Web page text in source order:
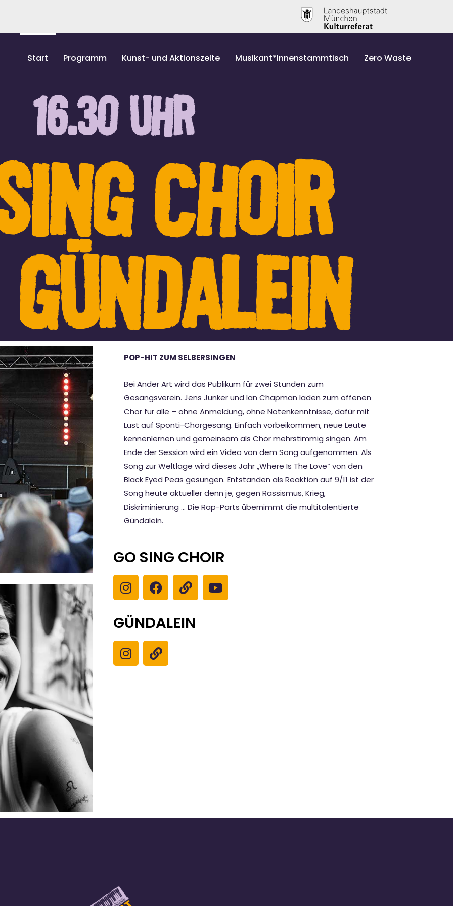
Start Programm Kunst- und Aktionszelte Musikant*Innenstammtisch Zero Waste
16.30 UHR
CHOIR
POP-HIT ZUM SELBERSINGEN
Bei Ander Art wird das Publikum für zwei Stunden zum
Gesangsverein. Jens Junker und Ian Chapman laden zum offenen
Chor für alle – ohne Anmeldung, ohne Notenkenntnisse, dafür mit
Lust auf Sponti-Chorgesang. Einfach vorbeikommen, neue Leute
kennenlernen und gemeinsam als Chor mehrstimmig singen. Am
Ende der Session wird ein Video von dem Song aufgenommen. Als
Song zur Weltlage wird dieses Jahr „Where Is The Love“ von den
Black Eyed Peas gesungen. Entstanden als Reaktion auf 9/11 ist der
Song heute aktueller denn je, gegen Rassismus, Krieg,
Diskriminierung … Die Rap-Parts übernimmt die multitalentierte
Gündalein.
GO SING CHOIR
GÜNDALEIN